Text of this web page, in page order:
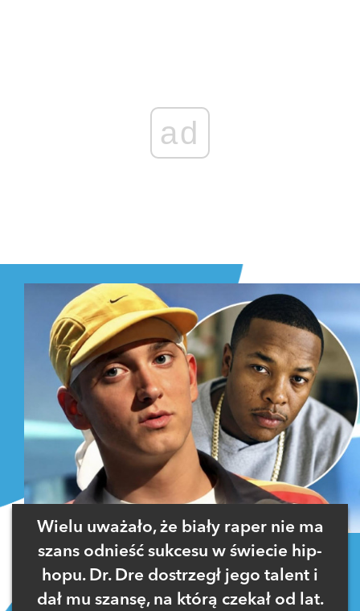
ad
Wielu uważało, że biały raper nie ma
szans odnieść sukcesu w świecie hip-
hopu. Dr. Dre dostrzegł jego talent i
dał mu szansę, na którą czekał od lat.